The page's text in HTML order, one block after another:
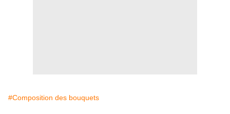
#Composition des bouquets